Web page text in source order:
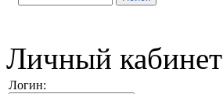
Личный кабинет
Логин: